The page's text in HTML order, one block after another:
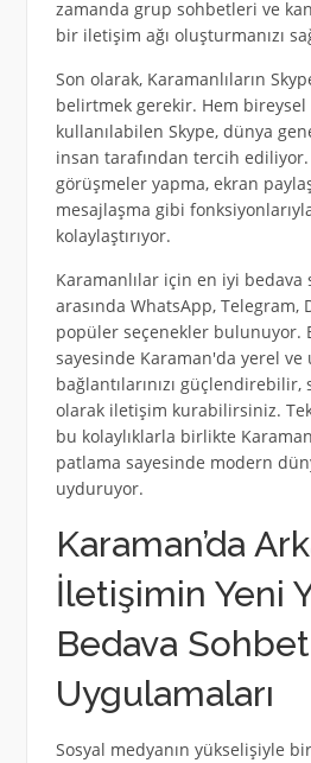
zamanda grup sohbetleri ve
bir iletişim ağı oluşturmanızı
Son olarak, Karamanlıların
belirtmek gerekir. Hem bireysel
kullanılabilen Skype, dünya
insan tarafından tercih
görüşmeler yapma, ekran
mesajlaşma gibi
kolaylaştırıyor.
Karamanlılar için en iyi bedava
arasında WhatsApp, Telegram,
popüler seçenekler bulunuyor.
sayesinde Karaman'da yerel ve
bağlantılarınızı
olarak iletişim kurabilirsiniz.
bu kolaylıklarla birlikte
patlama sayesinde modern
uyduruyor.
Karaman’da
İletişimin Yeni
Bedava Sohbet
Uygulamaları
Sosyal medyanın yükselişiyle